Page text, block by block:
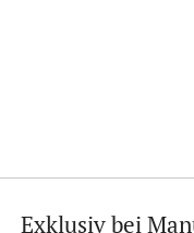
Exklusiv bei